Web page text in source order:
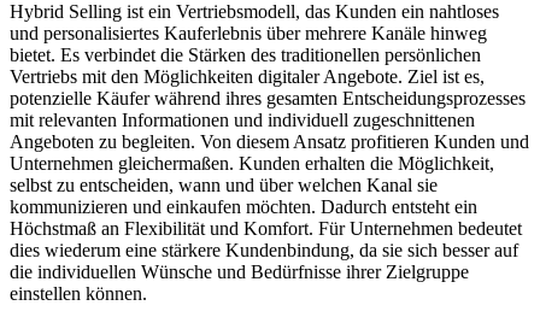
Hybrid Selling ist ein Vertriebsmodell, das Kunden ein nahtloses
und personalisiertes Kauferlebnis über mehrere Kanäle hinweg
bietet. Es verbindet die Stärken des traditionellen persönlichen
Vertriebs mit den Möglichkeiten digitaler Angebote. Ziel ist es,
potenzielle Käufer während ihres gesamten Entscheidungsprozesses
mit relevanten Informationen und individuell zugeschnittenen
Angeboten zu begleiten. Von diesem Ansatz profitieren Kunden und
Unternehmen gleichermaßen. Kunden erhalten die Möglichkeit,
selbst zu entscheiden, wann und über welchen Kanal sie
kommunizieren und einkaufen möchten. Dadurch entsteht ein
Höchstmaß an Flexibilität und Komfort. Für Unternehmen bedeutet
dies wiederum eine stärkere Kundenbindung, da sie sich besser auf
die individuellen Wünsche und Bedürfnisse ihrer Zielgruppe
einstellen können.